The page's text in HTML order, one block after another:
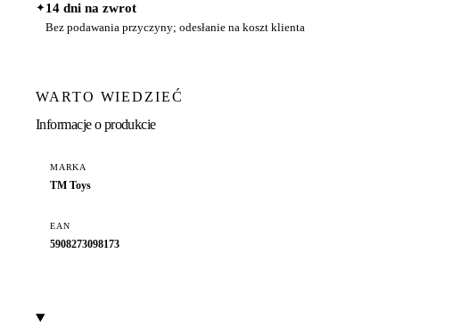
✦14 dni na zwrot
Bez podawania przyczyny; odesłanie na koszt klienta
WARTO WIEDZIEĆ
Informacje o produkcie
MARKA
TM Toys
EAN
5908273098173